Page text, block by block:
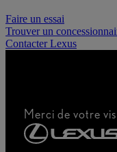
Faire un essai
Trouver un
Contacter Lexus
Merci de votre